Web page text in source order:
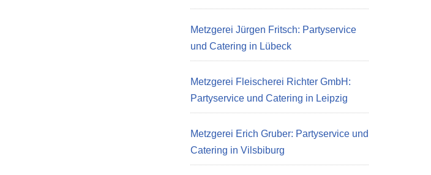
Metzgerei Jürgen Fritsch: Partyservice
und Catering in Lübeck
Metzgerei Fleischerei Richter GmbH:
Partyservice und Catering in Leipzig
Metzgerei Erich Gruber: Partyservice und
Catering in Vilsbiburg